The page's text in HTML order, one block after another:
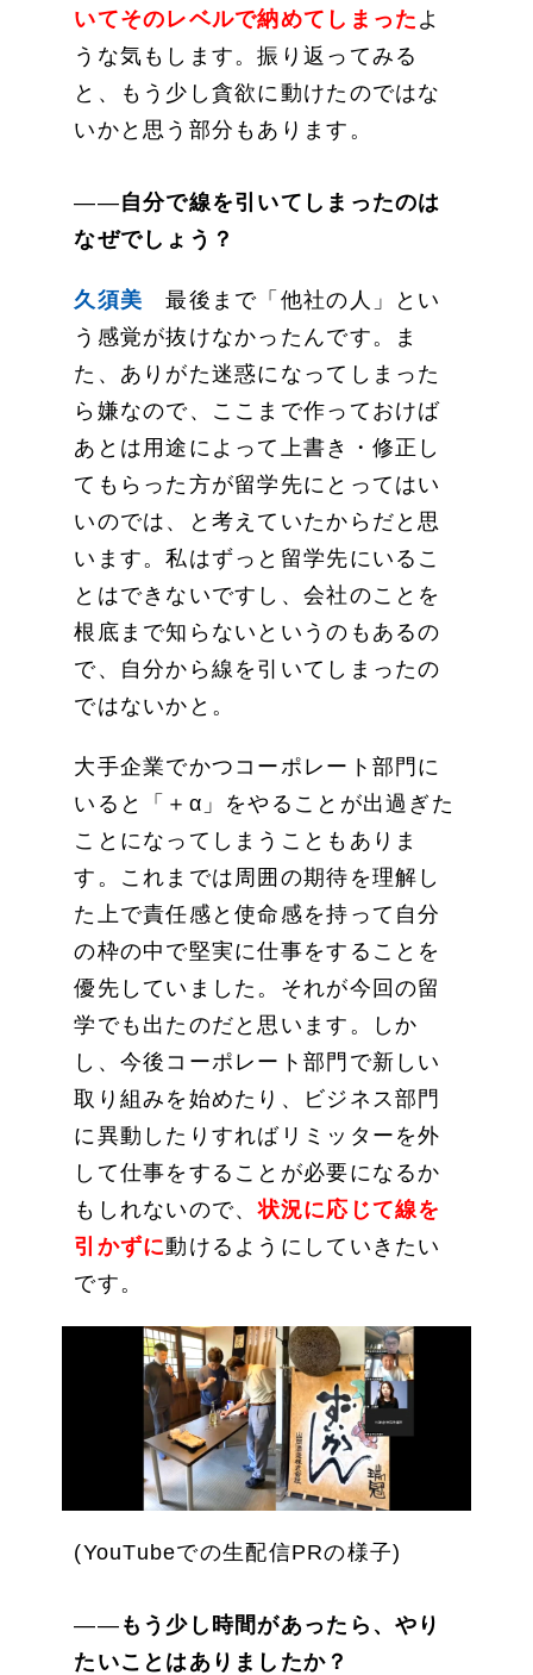
いてそのレベルで納めてしまった よ
うな気もします。振り返ってみる
と、もう少し貪欲に動けたのではな
いかと思う部分もあります。
――自分で線を引いてしまったのは
なぜでしょう？
久須美 最後まで「他社の人」とい
う感覚が抜けなかったんです。ま
た、ありがた迷惑になってしまった
ら嫌なので、ここまで作っておけば
あとは用途によって上書き・修正し
てもらった方が留学先にとってはい
いのでは、と考えていたからだと思
います。私はずっと留学先にいるこ
とはできないですし、会社のことを
根底まで知らないというのもあるの
で、自分から線を引いてしまったの
ではないかと。
大手企業でかつコーポレート部門に
いると「＋α」をやることが出過ぎた
ことになってしまうこともありま
す。これまでは周囲の期待を理解し
た上で責任感と使命感を持って自分
の枠の中で堅実に仕事をすることを
優先していました。それが今回の留
学でも出たのだと思います。しか
し、今後コーポレート部門で新しい
取り組みを始めたり、ビジネス部門
に異動したりすればリミッターを外
して仕事をすることが必要になるか
もしれないので、状況に応じて線を
引かずに動けるようにしていきたい
です。
(YouTubeでの生配信PRの様子)
―― もう少し時間があったら、やり
たいことはありましたか？